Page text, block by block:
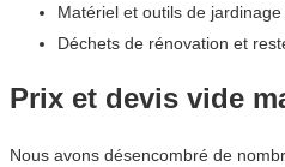
Matériel et outils de jardinage
Déchets de rénovation et
Prix et devis vide
Nous avons désencombré de